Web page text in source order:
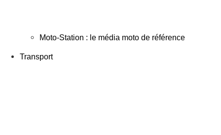
Moto-Station : le média moto de référence
Transport